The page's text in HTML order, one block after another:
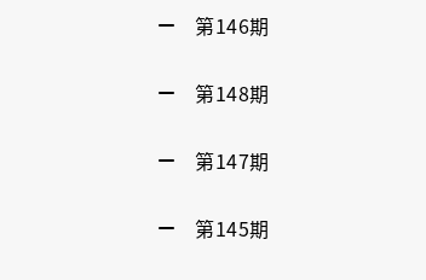
第146期
第148期
第147期
第145期